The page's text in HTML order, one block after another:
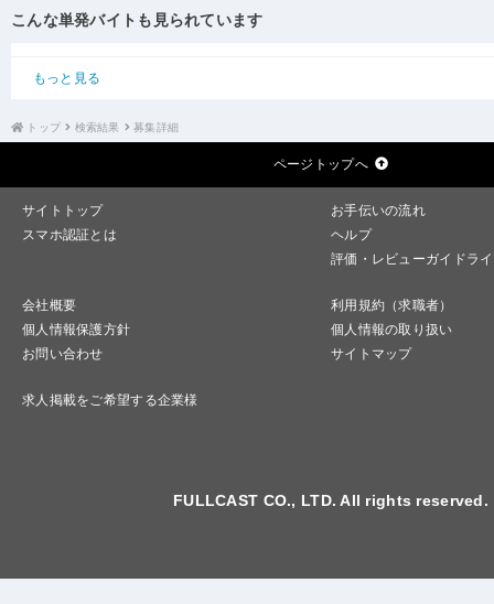
こんな単発バイトも見られています
もっと見る
トップ 検索結果 募集詳細
ページトップへ
サイトトップ
お手伝いの流れ
スマホ認証とは
ヘルプ
評価・レビューガイドラ
会社概要
利用規約（求職者）
個人情報保護方針
個人情報の取り扱い
お問い合わせ
サイトマップ
求人掲載をご希望する企業様
FULLCAST CO., LTD. All rights reserved.